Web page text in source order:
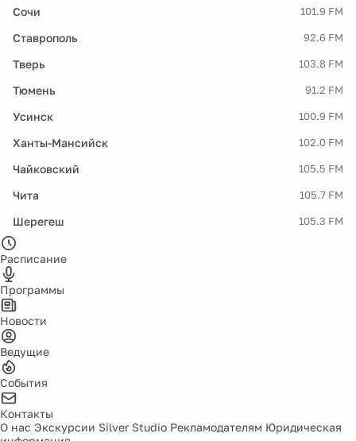
Сочи 101.9 FM
Ставрополь 92.6 FM
Тверь 103.8 FM
Тюмень 91.2 FM
Усинск 100.9 FM
Ханты-Мансийск 102.0 FM
Чайковский 105.5 FM
Чита 105.7 FM
Шерегеш 105.3 FM
Расписание
Программы
Новости
Ведущие
События
Контакты
О нас Экскурсии Silver Studio Рекламодателям Юридическая